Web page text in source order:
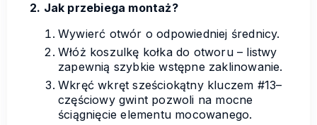
2. Jak przebiega montaż?
Wywierć otwór o odpowiedniej średnicy.
Włóż koszulkę kołka do otworu – listwy
zapewnią szybkie wstępne zaklinowanie.
Wkręć wkręt sześciokątny kluczem #13–
częściowy gwint pozwoli na mocne
ściągnięcie elementu mocowanego.